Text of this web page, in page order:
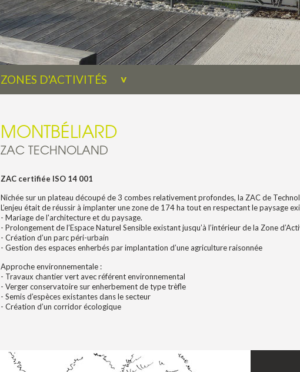
ZONES D'ACTIVITÉS
MONTBÉLIARD
ZAC TECHNOLAND
ZAC certifiée ISO 14 001
Nichée sur un plateau découpé de 3 combes relativement profondes, la ZAC de
L’enjeu était de réussir à implanter une zone de 174 ha tout en respectant le paysage
- Mariage de l'architecture et du paysage.
- Prolongement de l’Espace Naturel Sensible existant jusqu’à l’intérieur de la Zone
- Création d’un parc péri-urbain
- Gestion des espaces enherbés par implantation d’une agriculture raisonnée
Approche environnementale :
- Travaux chantier vert avec référent environnemental
- Verger conservatoire sur enherbement de type trèfle
- Semis d’espèces existantes dans le secteur
- Création d’un corridor écologique